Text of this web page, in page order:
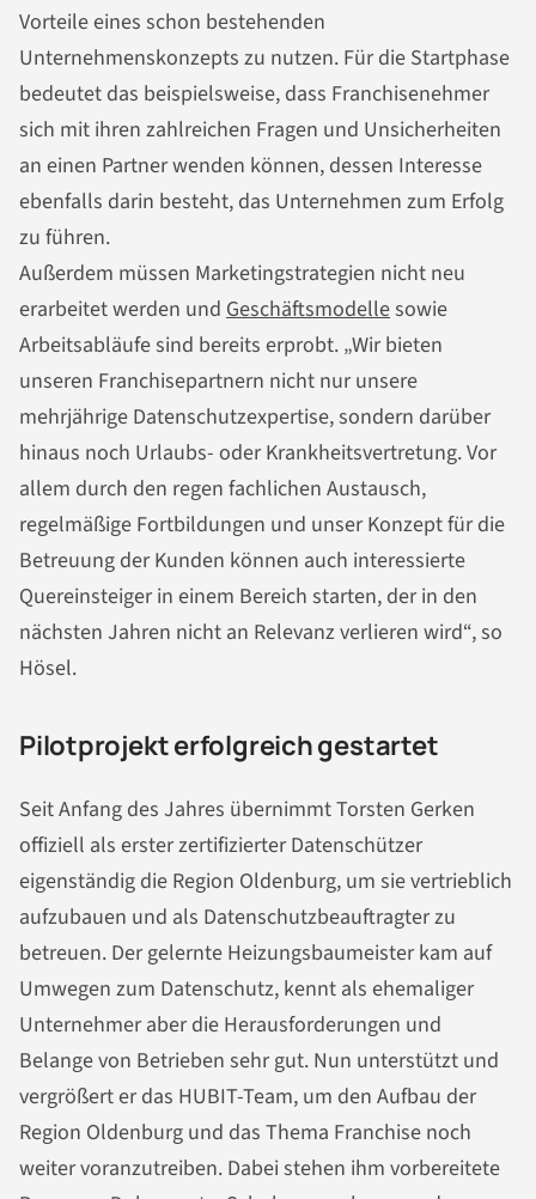
Vorteile eines schon bestehenden
Unternehmenskonzepts zu nutzen. Für die Startphase
bedeutet das beispielsweise, dass Franchisenehmer
sich mit ihren zahlreichen Fragen und Unsicherheiten
an einen Partner wenden können, dessen Interesse
ebenfalls darin besteht, das Unternehmen zum Erfolg
zu führen.
Außerdem müssen Marketingstrategien nicht neu
erarbeitet werden und Geschäftsmodellesowie
Arbeitsabläufe sind bereits erprobt. „Wir bieten
unseren Franchisepartnern nicht nur unsere
mehrjährige Datenschutzexpertise, sondern darüber
hinaus noch Urlaubs- oder Krankheitsvertretung. Vor
allem durch den regen fachlichen Austausch,
regelmäßige Fortbildungen und unser Konzept für die
Betreuung der Kunden können auch interessierte
Quereinsteiger in einem Bereich starten, der in den
nächsten Jahren nicht an Relevanz verlieren wird“, so
Hösel.
Pilotprojekt erfolgreich gestartet
Seit Anfang des Jahres übernimmt Torsten Gerken
offiziell als erster zertifizierter Datenschützer
eigenständig die Region Oldenburg, um sie vertrieblich
aufzubauen und als Datenschutzbeauftragter zu
betreuen. Der gelernte Heizungsbaumeister kam auf
Umwegen zum Datenschutz, kennt als ehemaliger
Unternehmer aber die Herausforderungen und
Belange von Betrieben sehr gut. Nun unterstützt und
vergrößert er das HUBIT-Team, um den Aufbau der
Region Oldenburg und das Thema Franchise noch
weiter voranzutreiben. Dabei stehen ihm vorbereitete